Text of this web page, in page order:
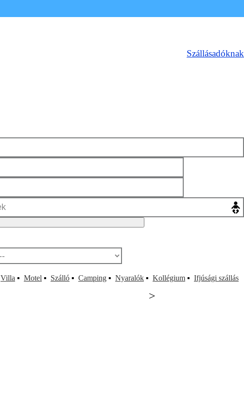
Szállásadóknak
>
Villa ▪ Motel ▪ Szálló ▪ Camping ▪ Nyaralók ▪ Kollégium ▪ Ifjúsági szállás